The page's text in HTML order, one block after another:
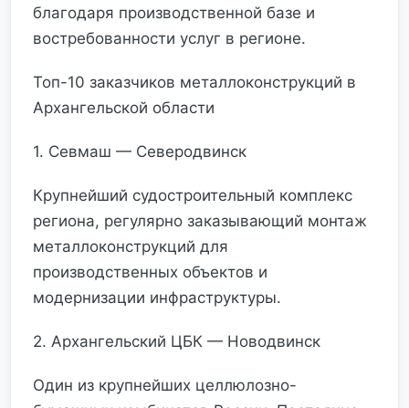
благодаря производственной базе и
востребованности услуг в регионе.
Топ-10 заказчиков металлоконструкций в
Архангельской области
1. Севмаш — Северодвинск
Крупнейший судостроительный комплекс
региона, регулярно заказывающий монтаж
металлоконструкций для
производственных объектов и
модернизации инфраструктуры.
2. Архангельский ЦБК — Новодвинск
Один из крупнейших целлюлозно-